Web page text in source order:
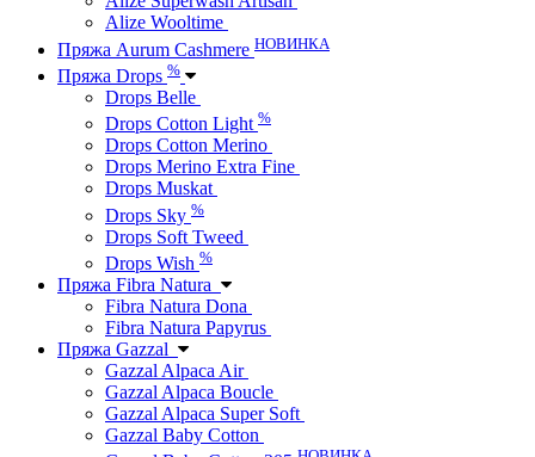
Alize Wooltime
Пряжа Aurum Cashmere НОВИНКА
Пряжа Drops %
Drops Belle
Drops Cotton Light %
Drops Cotton Merino
Drops Merino Extra Fine
Drops Muskat
Drops Sky %
Drops Soft Tweed
Drops Wish %
Пряжа Fibra Natura
Fibra Natura Dona
Fibra Natura Papyrus
Пряжа Gazzal
Gazzal Alpaca Air
Gazzal Alpaca Boucle
Gazzal Alpaca Super Soft
Gazzal Baby Cotton